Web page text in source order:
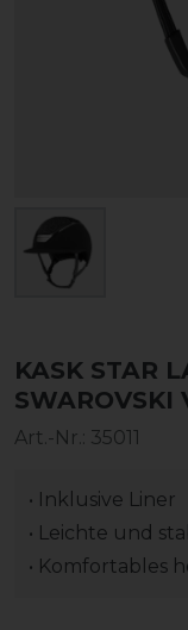
KASK STAR
SWAROVSKI
Art.-Nr.: 35011
• Inklusive Liner
• Leichte und
• Komfortables